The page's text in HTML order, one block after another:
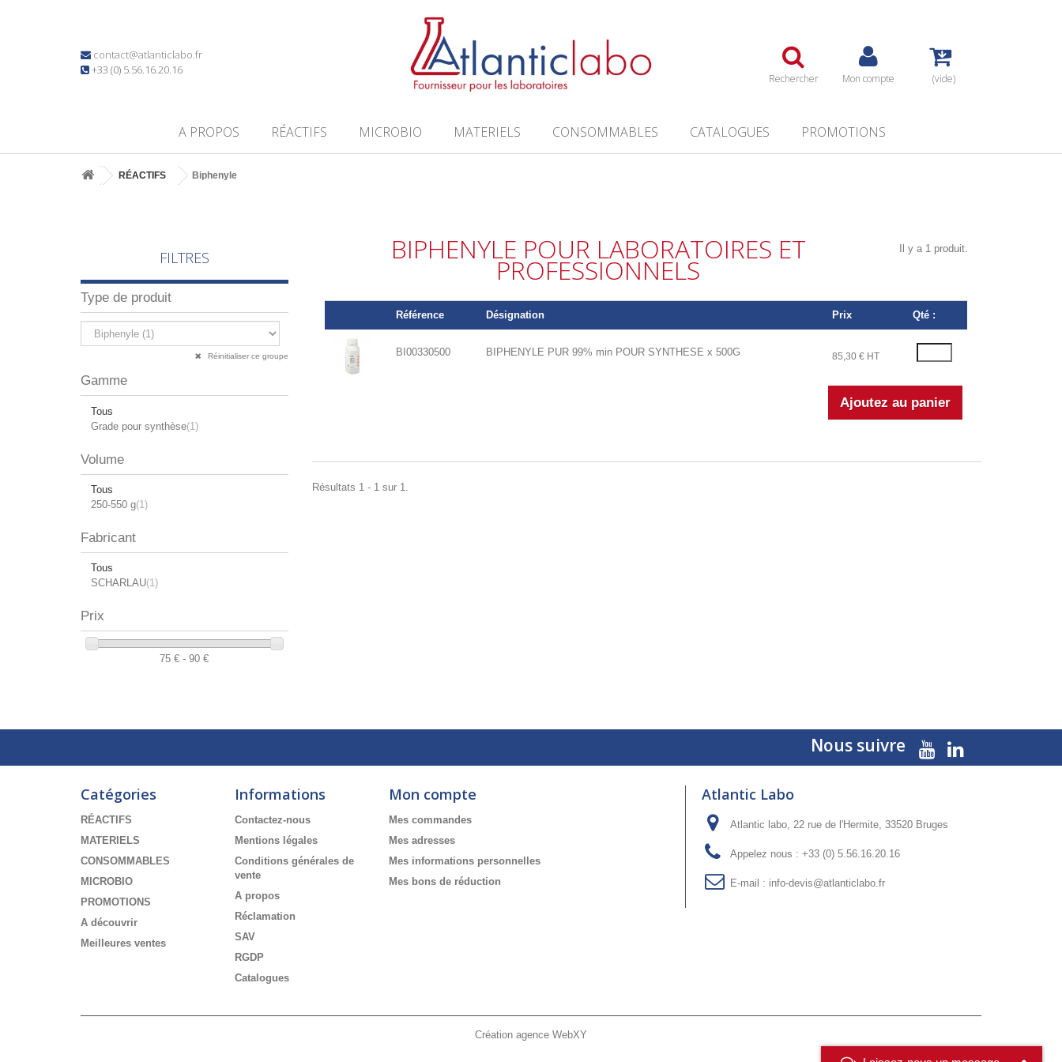
contact@atlanticlabo.fr
+33 (0) 5.56.16.20.16
Rechercher Mon compte (vide)
A PROPOS RÉACTIFS MICROBIO MATERIELS CONSOMMABLES CATALOGUES PROMOTIONS
RÉACTIFS Biphenyle
FILTRES
Type de produit
Réinitialiser ce groupe
Gamme
Tous
Grade pour synthèse(1)
Volume
Tous
250-550 g(1)
Fabricant
Tous
SCHARLAU(1)
Prix
75 € - 90 €
BIPHENYLE POUR LABORATOIRES ET
PROFESSIONNELS
Il y a 1 produit.
Référence Désignation Prix Qté :
BI00330500 BIPHENYLE PUR 99% min POUR SYNTHESE x 500G 85,30 € HT
Résultats 1 - 1 sur 1.
Nous suivre
Catégories
RÉACTIFS
MATERIELS
CONSOMMABLES
MICROBIO
PROMOTIONS
A découvrir
Meilleures ventes
Informations
Contactez-nous
Mentions légales
Conditions générales de
vente
A propos
Réclamation
SAV
RGDP
Catalogues
Création agence WebXY
Mon compte
Mes commandes
Mes adresses
Mes informations personnelles
Mes bons de réduction
Atlantic Labo
Atlantic labo, 22 rue de l'Hermite, 33520 Bruges
Appelez nous : +33 (0) 5.56.16.20.16
E-mail : info-devis@atlanticlabo.fr